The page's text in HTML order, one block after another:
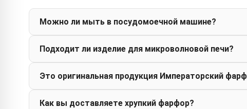
Можно ли мыть в посудомоечной машине?
Подходит ли изделие для микроволновой печи?
Это оригинальная продукция Императорский
Как вы доставляете хрупкий фарфор?